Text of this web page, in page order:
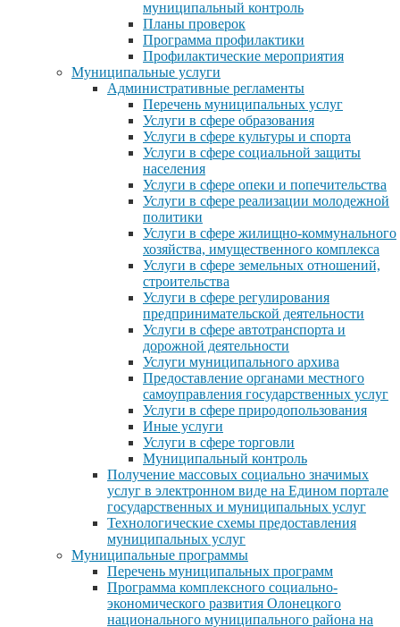
муниципальный контроль
Планы проверок
Программа профилактики
Профилактические мероприятия
Муниципальные услуги
Административные регламенты
Перечень муниципальных услуг
Услуги в сфере образования
Услуги в сфере культуры и спорта
Услуги в сфере социальной защиты
населения
Услуги в сфере опеки и попечительства
Услуги в сфере реализации молодежной
политики
Услуги в сфере жилищно-коммунального
хозяйства, имущественного комплекса
Услуги в сфере земельных отношений,
строительства
Услуги в сфере регулирования
предпринимательской деятельности
Услуги в сфере автотранспорта и
дорожной деятельности
Услуги муниципального архива
Предоставление органами местного
самоуправления государственных услуг
Услуги в сфере природопользования
Иные услуги
Услуги в сфере торговли
Муниципальный контроль
Получение массовых социально значимых
услуг в электронном виде на Едином портале
государственных и муниципальных услуг
Технологические схемы предоставления
муниципальных услуг
Муниципальные программы
Перечень муниципальных программ
Программа комплексного социально-
экономического развития Олонецкого
национального муниципального района на